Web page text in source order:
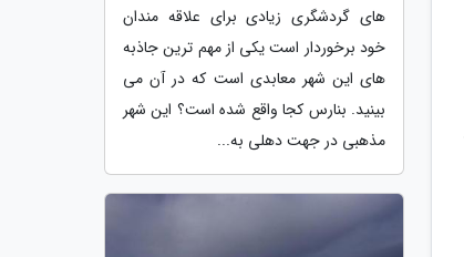
های گردشگری زیادی برای علاقه مندان
خود برخوردار است یکی از مهم ترین جاذبه
های این شهر معابدی است که در آن می
بینید. بنارس کجا واقع شده است؟ این شهر
مذهبی در جهت دهلی به...